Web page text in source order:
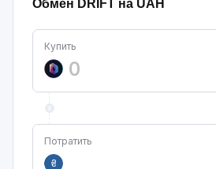
Обмен DRIFT на UAH
Купить
Потратить
₴